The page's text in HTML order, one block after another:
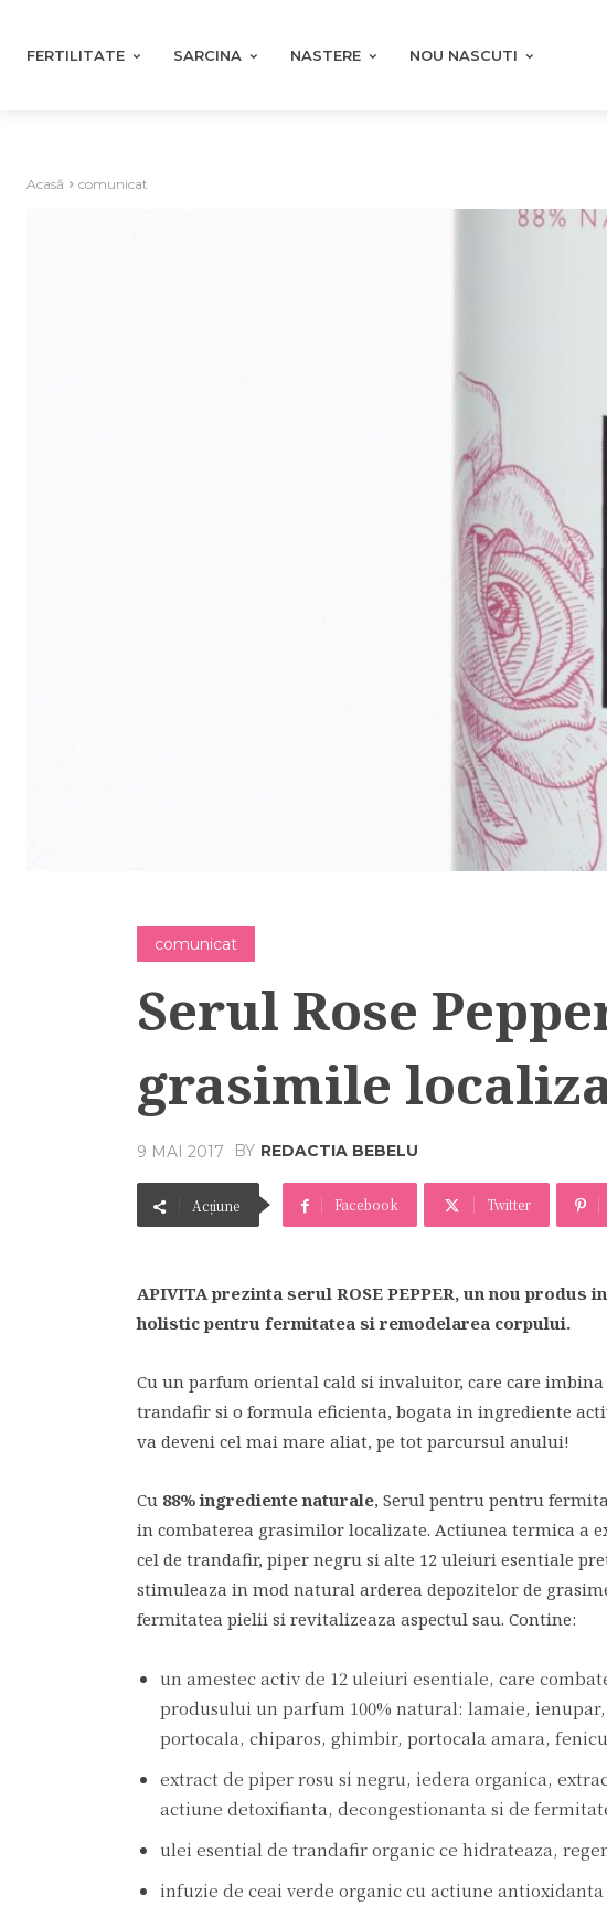
FERTILITATE SARCINA NASTERE NOU NASCUTI
Acasă comunicat
comunicat
Serul Rose
grasimile
9 MAI 2017 BY REDACTIA BEBELU
Acțiune Facebook Twitter
APIVITA prezinta serul ROSE PEPPER, un nou
holistic pentru fermitatea si remodelarea corpului.
Cu un parfum oriental cald si invaluitor, care care
trandafir si o formula eficienta, bogata in ingrediente
va deveni cel mai mare aliat, pe tot parcursul anului!
Cu 88% ingrediente naturale, Serul pentru pentru
in combaterea grasimilor localizate. Actiunea termica a
cel de trandafir, piper negru si alte 12 uleiuri esentiale
stimuleaza in mod natural arderea depozitelor de
fermitatea pielii si revitalizeaza aspectul sau. Contine:
un amestec activ de 12 uleiuri esentiale, care
produsului un parfum 100% natural: lamaie,
portocala, chiparos, ghimbir, portocala amara,
extract de piper rosu si negru, iedera organica,
actiune detoxifianta, decongestionanta si de
ulei esential de trandafir organic ce hidrateaza,
infuzie de ceai verde organic cu actiune